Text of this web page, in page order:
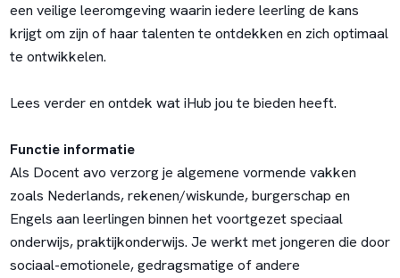
een veilige leeromgeving waarin iedere leerling de kans
krijgt om zijn of haar talenten te ontdekken en zich optimaal
te ontwikkelen.
Lees verder en ontdek wat iHub jou te bieden heeft.
Functie informatie
Als Docent avo verzorg je algemene vormende vakken
zoals Nederlands, rekenen/wiskunde, burgerschap en
Engels aan leerlingen binnen het voortgezet speciaal
onderwijs, praktijkonderwijs. Je werkt met jongeren die door
sociaal-emotionele, gedragsmatige of andere